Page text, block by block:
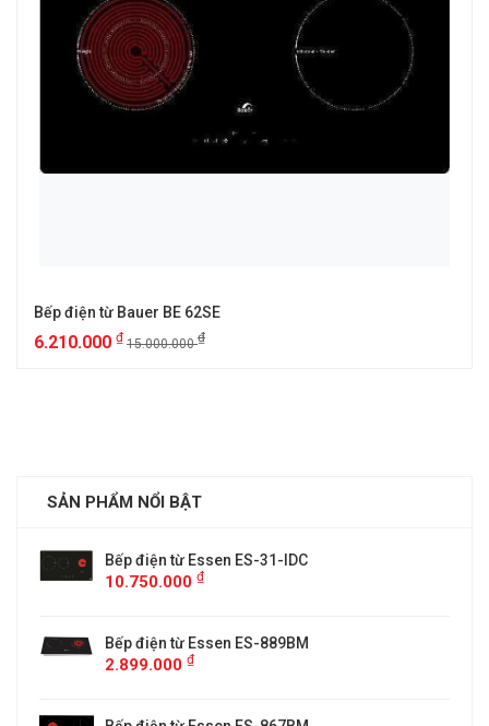
Bếp điện từ Bauer BE 62SE
6.210.000 ₫ 15.000.000₫
SẢN PHẨM NỔI BẬT
Bếp điện từ Essen ES-31-IDC
10.750.000 ₫
Bếp điện từ Essen ES-889BM
2.899.000 ₫